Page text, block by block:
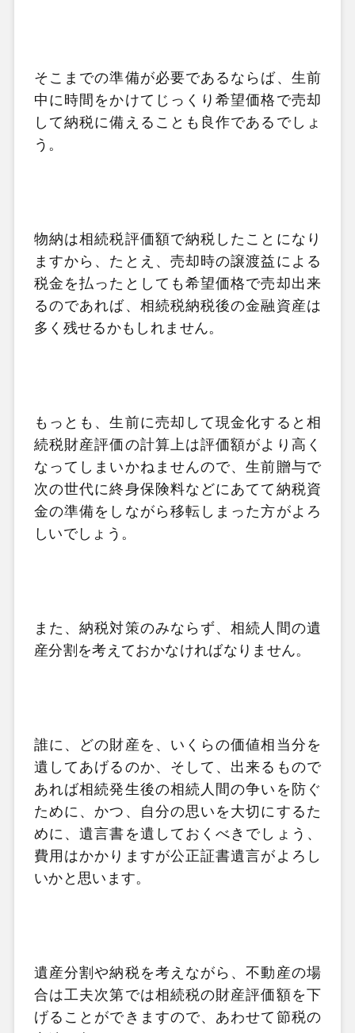
そこまでの準備が必要であるならば、生前
中に時間をかけてじっくり希望価格で売却
して納税に備えることも良作であるでしょ
う。
物納は相続税評価額で納税したことになり
ますから、たとえ、売却時の譲渡益による
税金を払ったとしても希望価格で売却出来
るのであれば、相続税納税後の金融資産は
多く残せるかもしれません。
もっとも、生前に売却して現金化すると相
続税財産評価の計算上は評価額がより高く
なってしまいかねませんので、生前贈与で
次の世代に終身保険料などにあてて納税資
金の準備をしながら移転しまった方がよろ
しいでしょう。
また、納税対策のみならず、相続人間の遺
産分割を考えておかなければなりません。
誰に、どの財産を、いくらの価値相当分を
遺してあげるのか、そして、出来るもので
あれば相続発生後の相続人間の争いを防ぐ
ために、かつ、自分の思いを大切にするた
めに、遺言書を遺しておくべきでしょう、
費用はかかりますが公正証書遺言がよろし
いかと思います。
遺産分割や納税を考えながら、不動産の場
合は工夫次第では相続税の財産評価額を下
げることができますので、あわせて節税の